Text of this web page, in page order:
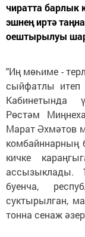
чиратта барлык
эшнең иртә
оештырылуы
"Иң мөһиме -
сыйфатлы итеп
Кабинетында
Рөстәм
Марат Әхмәтов
комбайннарның
кичке
ассызыклады.
буенча,
суктырылган,
тонна сенаж